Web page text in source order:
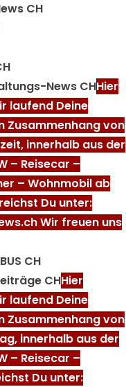
CH
News CHHier
laufend Deine
Zusammenhang von
innerhalb aus der
– Reisecar –
– Wohnmobil ab
Du unter:
Wir freuen uns
CH
CHHier
laufend Deine
Zusammenhang von
innerhalb aus der
– Reisecar –
Du unter: